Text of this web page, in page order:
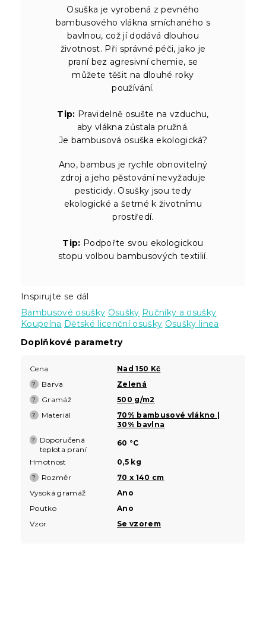
Osuška je vyrobená z pevného
bambusového vlákna smíchaného s
bavlnou, což jí dodává dlouhou
životnost. Při správné péči, jako je
praní bez agresivní chemie, se
můžete těšit na dlouhé roky
používání.
Tip: Pravidelně osušte na vzduchu,
aby vlákna zůstala pružná.
Je bambusová osuška ekologická?
Ano, bambus je rychle obnovitelný
zdroj a jeho pěstování nevyžaduje
pesticidy. Osušky jsou tedy
ekologické a šetrné k životnímu
prostředí.
Tip: Podpořte svou ekologickou
stopu volbou bambusových textilií.
Inspirujte se dál
Bambusové osušky Osušky Ručníky a osušky
Koupelna Dětské licenční osušky Osušky linea
Doplňkové parametry
Cena Nad 150 Kč
? Barva Zelená
? Gramáž 500 g/m2
? Materiál
70% bambusové vlákno |
30% bavlna
?
Doporučená
teplota praní
60 °C
Hmotnost 0,5 kg
? Rozměr
70 x 140 cm
Vysoká gramáž
Ano
Poutko
Ano
Vzor
Se vzorem